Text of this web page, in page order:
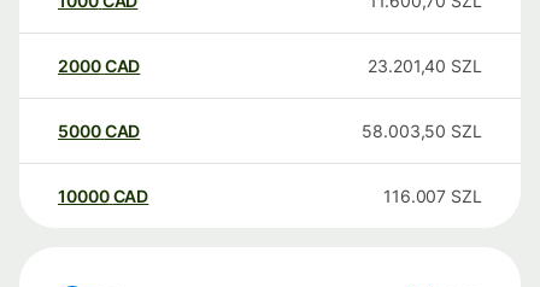
2000CAD 23.201,40 SZL
5000CAD 58.003,50 SZL
10000 CAD 116.007 SZL